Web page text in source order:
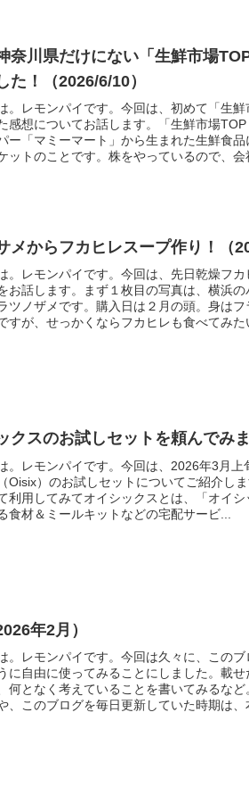
奈川県だけにない「生鮮市場
た！（2026/6/10）
。レモンパイです。今回は、初めて「生鮮
感想についてお話します。「生鮮市場
ー「マミーマート」から生まれた生鮮食品
ットのことです。株をやっているので、会
メからフカヒレスープ作り！（
。レモンパイです。今回は、先日乾燥フ
お話します。まず１枚目の写真は、横浜の
ツノザメです。購入日は２月の頭。身はフ
すが、せっかくならフカヒレも食べてみた
クスのお試しセットを頼んでみ
。レモンパイです。今回は、2026年3月上
Oisix）のお試しセットについてご紹介し
利用してみてオイシックスとは、「オイ
食材＆ミールキットなどの宅配サービ...
年2月）
。レモンパイです。今回は久々に、このブ
に自由に使ってみることにしました。載せ
何となく考えていることを書いてみるな
、このブログを毎日更新していた時期は、